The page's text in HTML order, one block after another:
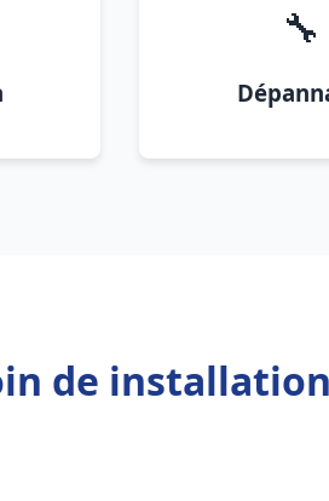
🔧
de